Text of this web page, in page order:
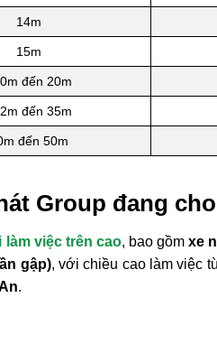
14m
15m
đến 20m
đến 35m
đến 50m
Group đang
việc trên cao, bao gồm xe
gập), với chiều cao làm việc
.